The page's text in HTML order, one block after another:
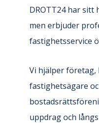
DROTT24 har sitt
men erbjuder
fastighetsservice
Vi hjälper
fastighetsägare
uppdrag och